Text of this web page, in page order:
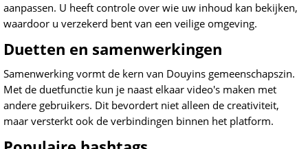
aanpassen. U heeft controle over wie uw inhoud kan bekijken,
waardoor u verzekerd bent van een veilige omgeving.
Duetten en samenwerkingen
Samenwerking vormt de kern van Douyins gemeenschapszin.
Met de duetfunctie kun je naast elkaar video's maken met
andere gebruikers. Dit bevordert niet alleen de creativiteit,
maar versterkt ook de verbindingen binnen het platform.